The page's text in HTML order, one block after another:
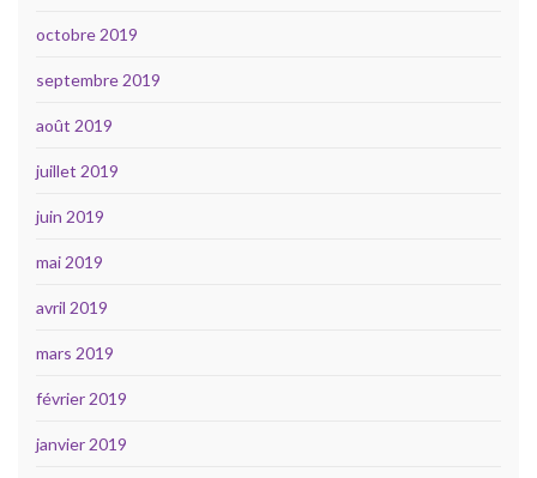
octobre 2019
septembre 2019
août 2019
juillet 2019
juin 2019
mai 2019
avril 2019
mars 2019
février 2019
janvier 2019